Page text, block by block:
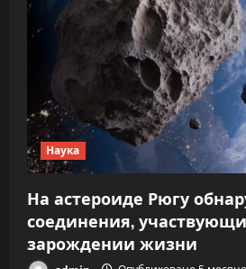
Наука
На астероиде Рюгу
соединения,
зарождении жизни